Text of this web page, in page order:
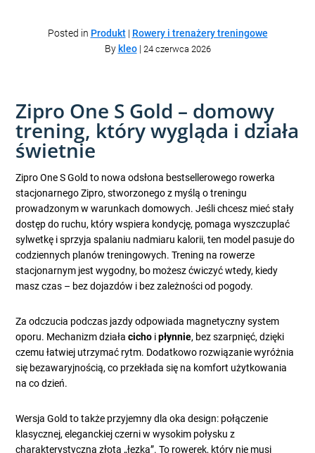
Posted in Produkt| Rowery i trenażery treningowe
By kleo| 24 czerwca 2026
Zipro One S Gold – domowy
trening, który wygląda i działa
świetnie
Zipro One S Gold to nowa odsłona bestsellerowego rowerka
stacjonarnego Zipro, stworzonego z myślą o treningu
prowadzonym w warunkach domowych. Jeśli chcesz mieć stały
dostęp do ruchu, który wspiera kondycję, pomaga wyszczuplać
sylwetkę i sprzyja spalaniu nadmiaru kalorii, ten model pasuje do
codziennych planów treningowych. Trening na rowerze
stacjonarnym jest wygodny, bo możesz ćwiczyć wtedy, kiedy
masz czas – bez dojazdów i bez zależności od pogody.
Za odczucia podczas jazdy odpowiada magnetyczny system
oporu. Mechanizm działacicho ipłynnie, bez szarpnięć, dzięki
czemu łatwiej utrzymać rytm. Dodatkowo rozwiązanie wyróżnia
się bezawaryjnością, co przekłada się na komfort użytkowania
na co dzień.
Wersja Gold to także przyjemny dla oka design: połączenie
klasycznej, eleganckiej czerni w wysokim połysku z
charakterystyczną złotą „łezką”. To rowerek, który nie musi